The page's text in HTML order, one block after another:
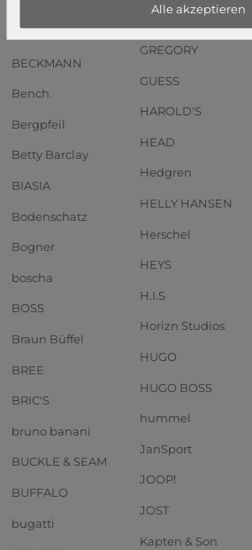
b.belt
BECKMANN
Bench.
Bergpfeil
Betty Barclay
BIASIA
Bodenschatz
Bogner
boscha
BOSS
Braun Büffel
BREE
BRIC'S
bruno banani
BUCKLE & SEAM
BUFFALO
bugatti
GreenLand Nature
GREGORY
GUESS
HAROLD'S
HEAD
Hedgren
HELLY HANSEN
Herschel
HEYS
H.I.S
Horizn Studios
HUGO
HUGO BOSS
hummel
JanSport
JOOP!
JOST
Kapten & Son
Alle akzeptieren